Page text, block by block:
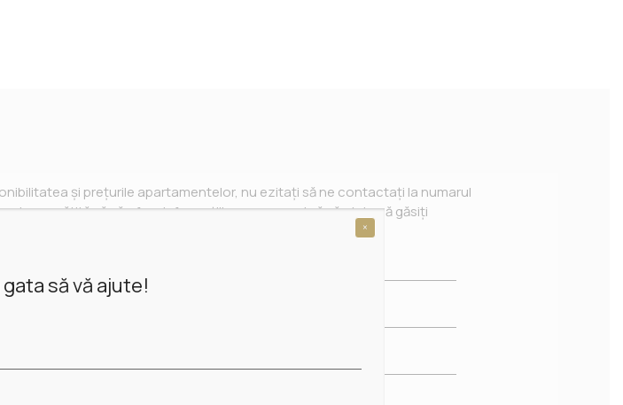
și prețurile apartamentelor, nu ezitați să ne contactați la numarul
este pregătită să vă ofere informațiile necesare și să vă ajute să găsiți
să vă ajute!
×